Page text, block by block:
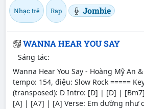
Nhạc trẻ Rap Jombie
WANNA HEAR YOU SAY
Sáng tác:
Wanna Hear You Say - Hoàng Mỹ An
tempo: 154, điệu: Slow Rock =====
(transposed): D Intro: [D] | [D] |
[A] | [A7] | [A] Verse: Em dường như